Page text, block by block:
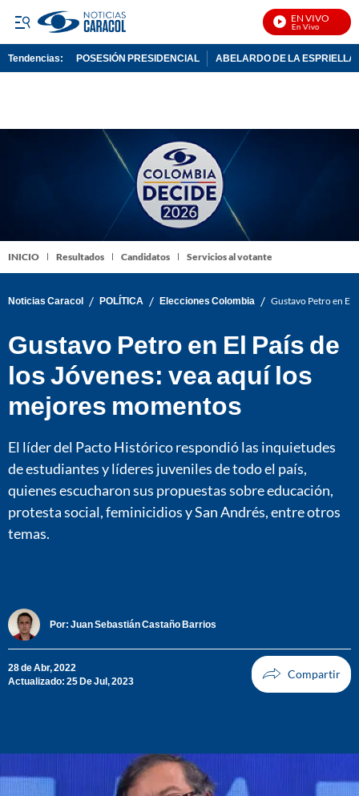
EN VIVO
Tendencias: POSESIÓN PRESIDENCIAL ABELARDO DE LA ESPRIELLA
INICIO Resultados Candidatos Servicios al votante
Noticias Caracol / POLÍTICA / Elecciones Colombia / Gustavo Petro en El
Gustavo Petro en El País de
los Jóvenes: vea aquí los
mejores momentos
El líder del Pacto Histórico respondió las inquietudes
de estudiantes y líderes juveniles de todo el país,
quienes escucharon sus propuestas sobre educación,
protesta social, feminicidios y San Andrés, entre otros
temas.
Por: Juan Sebastián Castaño Barrios
28 de Abr, 2022
Actualizado: 25 De Jul, 2023